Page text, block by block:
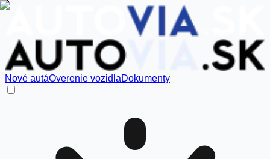
Nové autáOverenie vozidlaDokumenty